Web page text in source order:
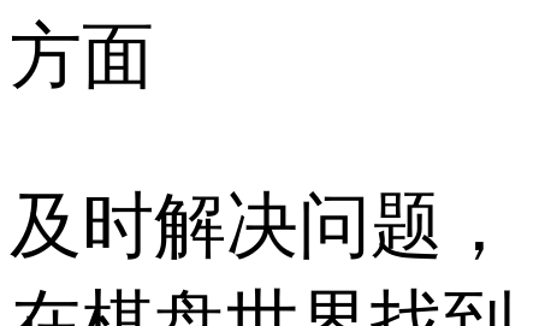
方面
及时解决问题，